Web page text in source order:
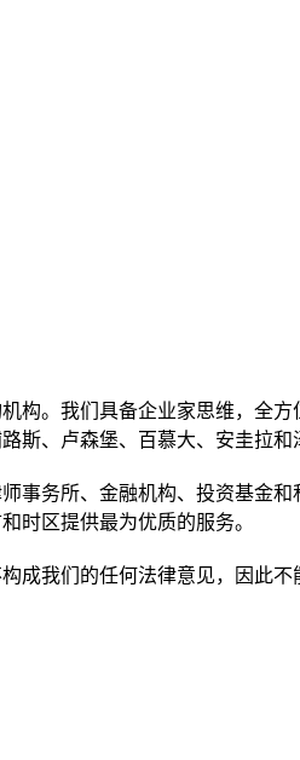
构。我们具备企业家思维，全
斯、卢森堡、百慕大、安圭拉和
事务所、金融机构、投资基金
时区提供最为优质的服务。
成我们的任何法律意见，因此不